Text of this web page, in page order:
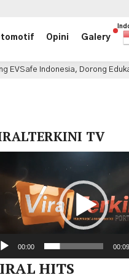
Opini Galery
Dorong Edukasi Keamanan dan
TV
00:00 00:09
HITS